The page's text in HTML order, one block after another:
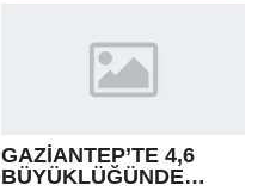
GAZİANTEP’TE 4,6
BÜYÜKLÜĞÜNDE